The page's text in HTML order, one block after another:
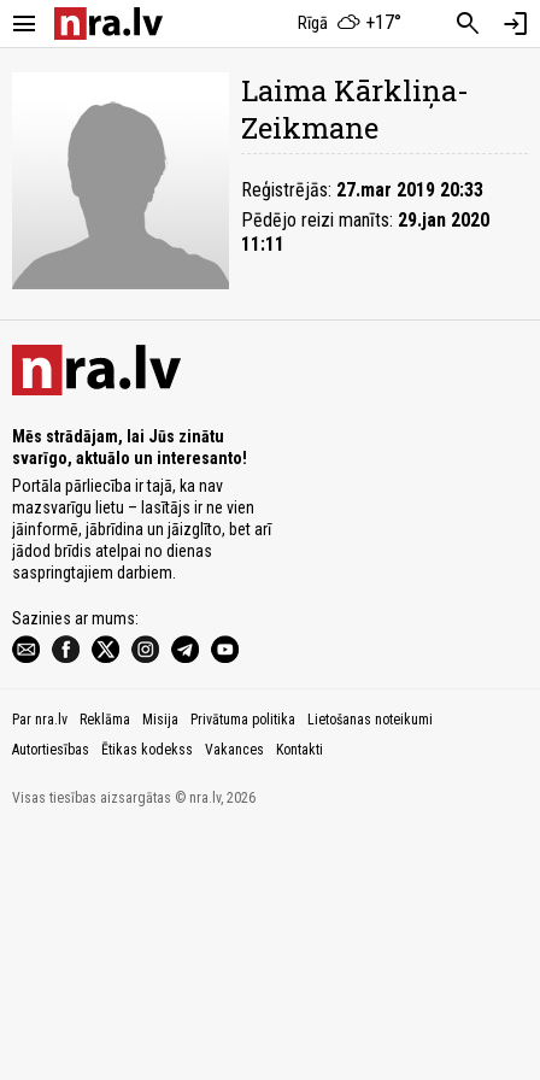
menu Rīgā +17° search login
Laima Kārkliņa-
Zeikmane
Reģistrējās: 27.mar 2019 20:33
Pēdējo reizi manīts: 29.jan 2020
11:11
Mēs strādājam, lai Jūs zinātu
svarīgo, aktuālo un interesanto!
Portāla pārliecība ir tajā, ka nav
mazsvarīgu lietu – lasītājs ir ne vien
jāinformē, jābrīdina un jāizglīto, bet arī
jādod brīdis atelpai no dienas
saspringtajiem darbiem.
Sazinies ar mums:
Par nra.lv Reklāma Misija Privātuma politika
Lietošanas noteikumi
Autortiesības
Ētikas kodekss Vakances Kontakti
Visas tiesības aizsargātas © nra.lv, 2026